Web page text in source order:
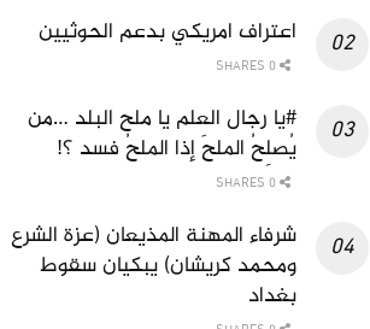
اعتراف امريكي بدعم الحوثيين
#يا رجال العلم يا ملح البلد …من
يُصلِحُ الملحَ إذا الملحُ فسد ؟!
شرفاء المهنة المذيعان (عزة الشرع
ومحمد كريشان) يبكيان سقوط
بغداد